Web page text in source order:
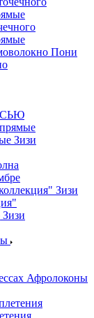
Пони
Зизи
Зизи
Зизи
Афролоконы